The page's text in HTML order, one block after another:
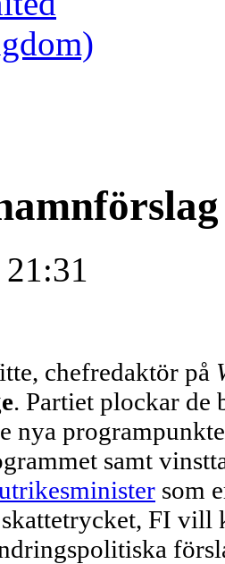
chefredaktör på
. Partiet plockar de
nya
samt
som
FI